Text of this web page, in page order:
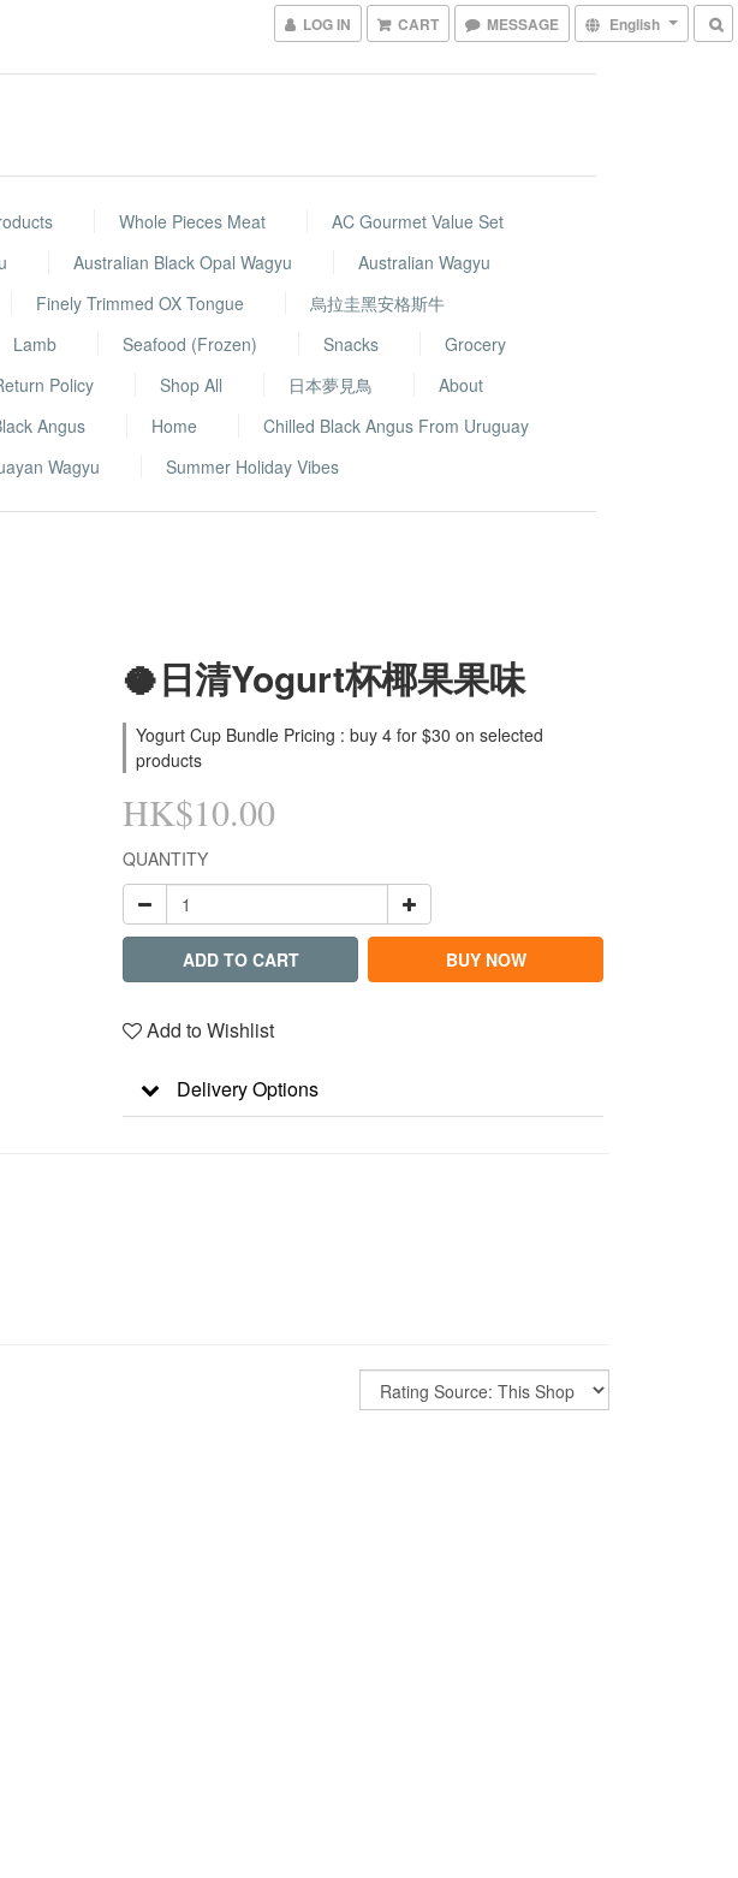
LOG IN CART MESSAGE English
Whole Pieces Meat
AC Gourmet Value Set
Australian Black Opal Wagyu
Australian Wagyu
Finely Trimmed OX Tongue
烏拉圭黑安格斯牛
Lamb Seafood (Frozen) Snacks
Grocery
Policy Shop All 日本夢見鳥
About
Angus Home
Chilled Black Angus From Uruguay
Wagyu Summer Holiday Vibes
🥥日清Yogurt杯椰果果味
Yogurt Cup Bundle Pricing : buy 4 for $30 on selected
products
HK$10.00
QUANTITY
ADD TO CART BUY NOW
Add to Wishlist
Delivery Options